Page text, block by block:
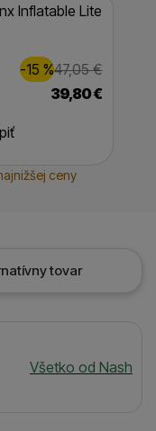
Inflatable Lite
Pôvodná
47,05€
Zľava
7,00€
(
-15 %
)
39,80€
ceny
tovar
Všetko od Nash